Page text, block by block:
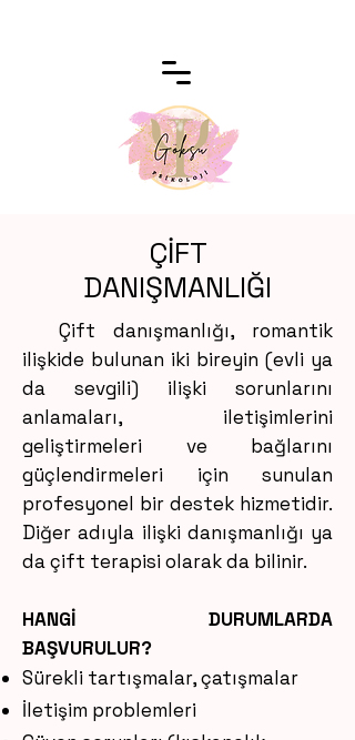
ÇİFT
DANIŞMANLIĞI
Çift danışmanlığı, romantik
ilişkide bulunan iki bireyin (evli ya
da sevgili) ilişki sorunlarını
anlamaları, iletişimlerini
geliştirmeleri ve bağlarını
güçlendirmeleri için sunulan
profesyonel bir destek hizmetidir.
Diğer adıyla ilişki danışmanlığı ya
da çift terapisi olarak da bilinir.
HANGİ DURUMLARDA
BAŞVURULUR?
Sürekli tartışmalar, çatışmalar
İletişim problemleri